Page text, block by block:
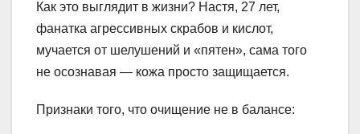
Как это выглядит в жизни? Настя, 27 лет,
фанатка агрессивных скрабов и кислот,
мучается от шелушений и «пятен», сама того
не осознавая — кожа просто защищается.
Признаки того, что очищение не в балансе: